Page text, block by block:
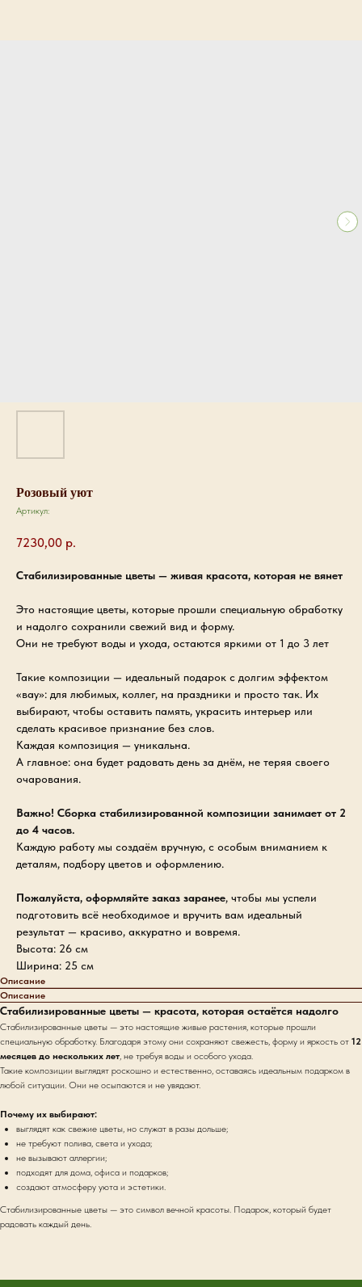
Розовый уют
Артикул:
7230,00 р.
Стабилизированные цветы — живая красота, которая не вянет
Это настоящие цветы, которые прошли специальную обработку
и надолго сохранили свежий вид и форму.
Они не требуют воды и ухода, остаются яркими от 1 до 3 лет
Такие композиции — идеальный подарок с долгим эффектом
«вау»: для любимых, коллег, на праздники и просто так. Их
выбирают, чтобы оставить память, украсить интерьер или
сделать красивое признание без слов.
Каждая композиция — уникальна.
А главное: она будет радовать день за днём, не теряя своего
очарования.
Важно! Сборка стабилизированной композиции занимает от 2
до 4 часов.
Каждую работу мы создаём вручную, с особым вниманием к
деталям, подбору цветов и оформлению.
Пожалуйста, оформляйте заказ заранее, чтобы мы успели
подготовить всё необходимое и вручить вам идеальный
результат — красиво, аккуратно и вовремя.
Высота: 26 см
Ширина: 25 см
Описание
Описание
Стабилизированные цветы — красота, которая остаётся надолго
Стабилизированные цветы — это настоящие живые растения, которые прошли
специальную обработку. Благодаря этому они сохраняют свежесть, форму и яркость от 12
месяцев до нескольких лет, не требуя воды и особого ухода.
Такие композиции выглядят роскошно и естественно, оставаясь идеальным подарком в
любой ситуации. Они не осыпаются и не увядают.
Почему их выбирают:
выглядят как свежие цветы, но служат в разы дольше;
не требуют полива, света и ухода;
не вызывают аллергии;
подходят для дома, офиса и подарков;
создают атмосферу уюта и эстетики.
Стабилизированные цветы — это символ вечной красоты. Подарок, который будет
радовать каждый день.